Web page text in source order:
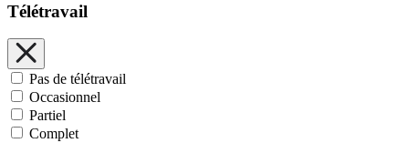
Télétravail
Pas de télétravail
Occasionnel
Partiel
Complet